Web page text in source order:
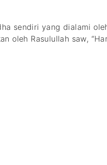
sendiri yang dialami
oleh Rasulullah saw,